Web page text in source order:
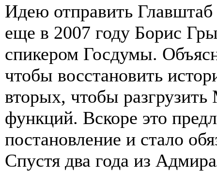
Идею отправить
еще в 2007 году Борис
спикером Госдумы.
чтобы восстановить
вторых, чтобы
функций. Вскоре это
постановление и стало
Спустя два года из